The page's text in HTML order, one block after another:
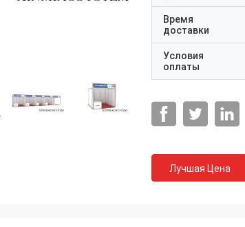
Время
доставки
Условия
оплаты
Лучшая Цена